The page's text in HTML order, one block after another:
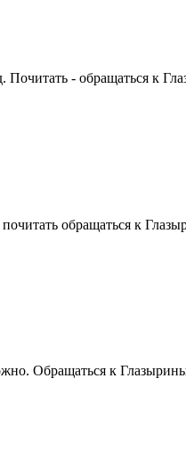
- обращаться к
обращаться к
Обращаться к